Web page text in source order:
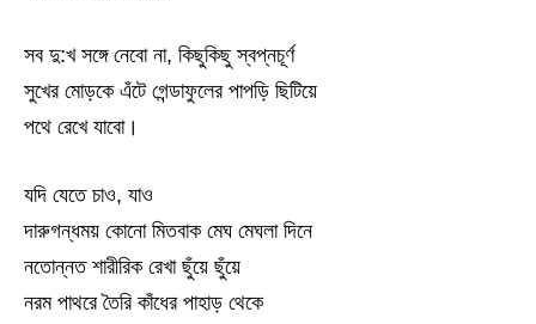
সব দু:খ সঙ্গে নেবো না, কিছুকিছু স্বপ্নচূর্ণ
সুখের মোড়কে এঁটে গেন্ডাফুলের পাপড়ি ছিটিয়ে
পথে রেখে যাবো।
যদি যেতে চাও, যাও
দারুগন্ধময় কোনো মিতবাক মেঘ মেঘলা দিনে
নতোন্নত শারীরিক রেখা ছুঁয়ে ছুঁয়ে
নরম পাথরে তৈরি কাঁধের পাহাড় থেকে